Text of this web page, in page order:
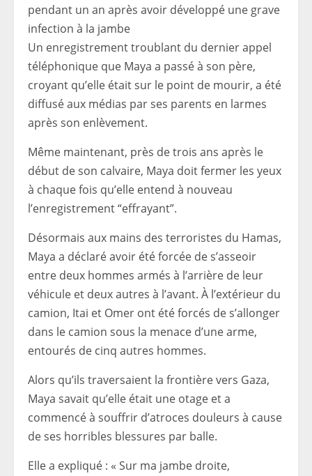
pendant un an après avoir développé une grave
infection à la jambe
Un enregistrement troublant du dernier appel
téléphonique que Maya a passé à son père,
croyant qu’elle était sur le point de mourir, a été
diffusé aux médias par ses parents en larmes
après son enlèvement.
Même maintenant, près de trois ans après le
début de son calvaire, Maya doit fermer les yeux
à chaque fois qu’elle entend à nouveau
l’enregistrement “effrayant”.
Désormais aux mains des terroristes du Hamas,
Maya a déclaré avoir été forcée de s’asseoir
entre deux hommes armés à l’arrière de leur
véhicule et deux autres à l’avant. À l’extérieur du
camion, Itai et Omer ont été forcés de s’allonger
dans le camion sous la menace d’une arme,
entourés de cinq autres hommes.
Alors qu’ils traversaient la frontière vers Gaza,
Maya savait qu’elle était une otage et a
commencé à souffrir d’atroces douleurs à cause
de ses horribles blessures par balle.
Elle a expliqué : « Sur ma jambe droite,